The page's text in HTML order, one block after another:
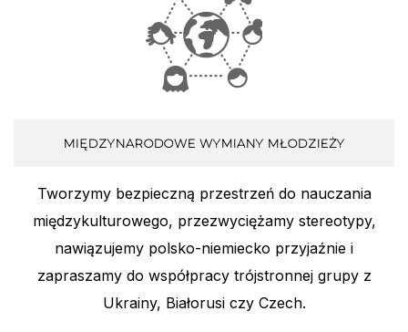
MIĘDZYNARODOWE WYMIANY MŁODZIEŻY
Tworzymy bezpieczną przestrzeń do nauczania
międzykulturowego, przezwyciężamy stereotypy,
nawiązujemy polsko-niemiecko przyjaźnie i
zapraszamy do współpracy trójstronnej grupy z
Ukrainy, Białorusi czy Czech.